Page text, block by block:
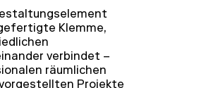
Klemme,
verbindet –
räumlichen